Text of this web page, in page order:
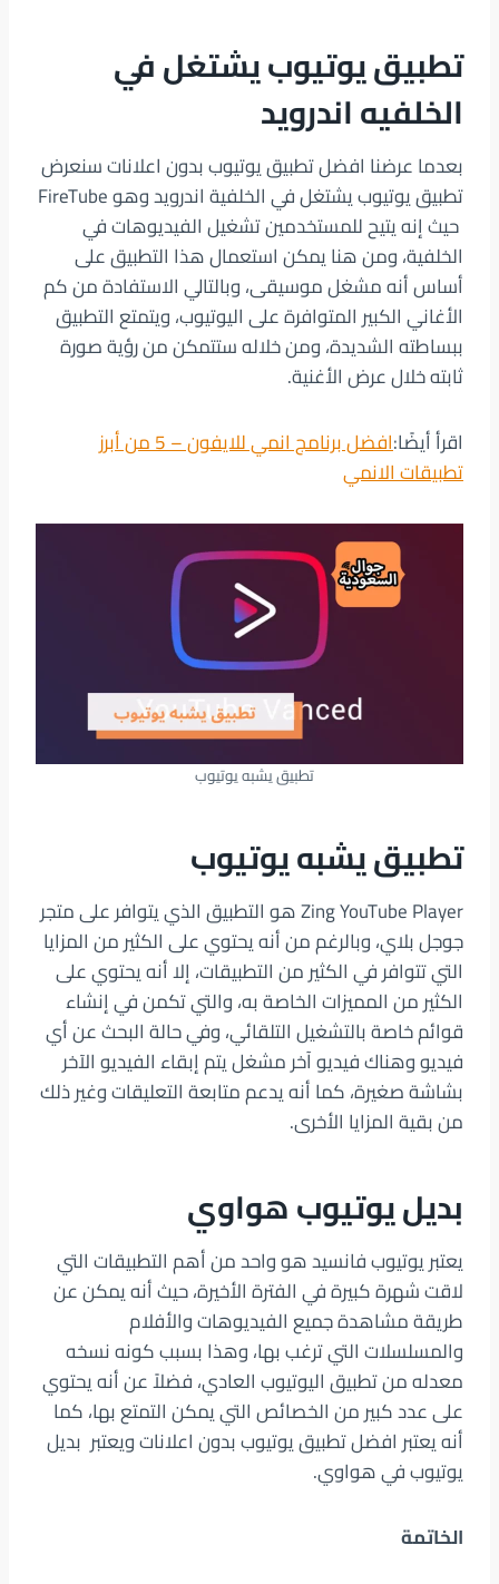
تطبيق يوتيوب يشتغل في
الخلفيه اندرويد
بعدما عرضنا افضل تطبيق يوتيوب بدون اعلانات سنعرض
تطبيق يوتيوب يشتغل في الخلفية اندرويد وهو FireTube
حيث إنه يتيح للمستخدمين تشغيل الفيديوهات في
الخلفية، ومن هنا يمكن استعمال هذا التطبيق على
أساس أنه مشغل موسيقى، وبالتالي الاستفادة من كم
الأغاني الكبير المتوافرة على اليوتيوب، ويتمتع التطبيق
ببساطته الشديدة، ومن خلاله ستتمكن من رؤية صورة
ثابته خلال عرض الأغنية.
اقرأ أيضًا:
افضل برنامج انمي للايفون – 5 من أبرز
تطبيقات الانمي
تطبيق يشبه يوتيوب
تطبيق يشبه يوتيوب
Zing YouTube Player هو التطبيق الذي يتوافر على متجر
جوجل بلاي، وبالرغم من أنه يحتوي على الكثير من المزايا
التي تتوافر في الكثير من التطبيقات، إلا أنه يحتوي على
الكثير من المميزات الخاصة به، والتي تكمن في إنشاء
قوائم خاصة بالتشغيل التلقائي، وفي حالة البحث عن أي
فيديو وهناك فيديو آخر مشغل يتم إبقاء الفيديو الآخر
بشاشة صغيرة، كما أنه يدعم متابعة التعليقات وغير ذلك
من بقية المزايا الأخرى.
بديل يوتيوب هواوي
يعتبر يوتيوب فانسيد هو واحد من أهم التطبيقات التي
لاقت شهرة كبيرة في الفترة الأخيرة، حيث أنه يمكن عن
طريقة مشاهدة جميع الفيديوهات والأفلام
والمسلسلات التي ترغب بها، وهذا بسبب كونه نسخه
معدله من تطبيق اليوتيوب العادي، فضلاً عن أنه يحتوي
على عدد كبير من الخصائص التي يمكن التمتع بها، كما
أنه يعتبر افضل تطبيق يوتيوب بدون اعلانات ويعتبر بديل
يوتيوب في هواوي.
الخاتمة